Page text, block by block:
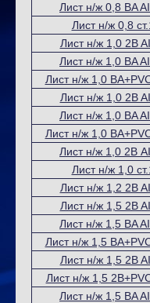
Лист н/ж 0,8 BA
Лист н/ж 0,8
Лист н/ж 1,0 2B
Лист н/ж 1,0 BA
Лист н/ж 1,0
Лист н/ж 1,0 2B
Лист н/ж 1,0 BA
Лист н/ж 1,0
Лист н/ж 1,0 2В
Лист н/ж 1,0
Лист н/ж 1,2 2B
Лист н/ж 1,5 2B
Лист н/ж 1,5 BA
Лист н/ж 1,5
Лист н/ж 1,5 2B
Лист н/ж 1,5
Лист н/ж 1,5 BA